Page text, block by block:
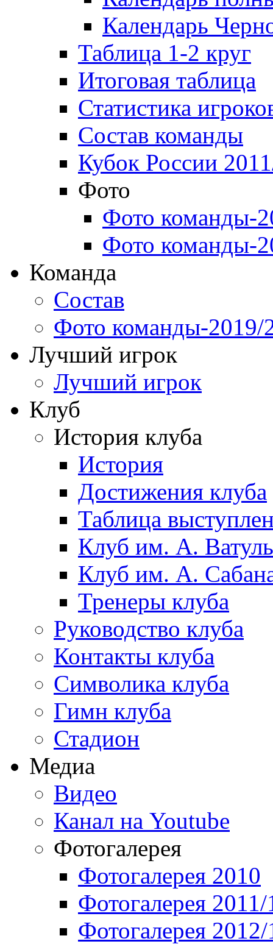
Календарь
Таблица 1-2 круг
Итоговая таблица
Статистика
Состав команды
Кубок России
Фото
Фото команды-
Фото команды-
Команда
Состав
Фото команды-2019/
Лучший игрок
Лучший игрок
Клуб
История клуба
История
Достижения клуба
Таблица
Клуб им. А.
Клуб им. А.
Тренеры клуба
Руководство клуба
Контакты клуба
Символика клуба
Гимн клуба
Стадион
Медиа
Видео
Канал на Youtube
Фотогалерея
Фотогалерея 2010
Фотогалерея 2011/
Фотогалерея